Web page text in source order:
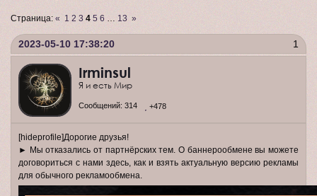
Страница: « 1 2 3 4 5 6 … 13 »
1
2023-05-10 17:38:20
Irminsul
Я и есть Мир
Сообщений: 314 +478
[hideprofile]Дорогие друзья!
► Мы отказались от партнёрских тем. О баннерообмене вы можете
договориться с нами здесь, как и взять актуальную версию рекламы
для обычного рекламообмена.